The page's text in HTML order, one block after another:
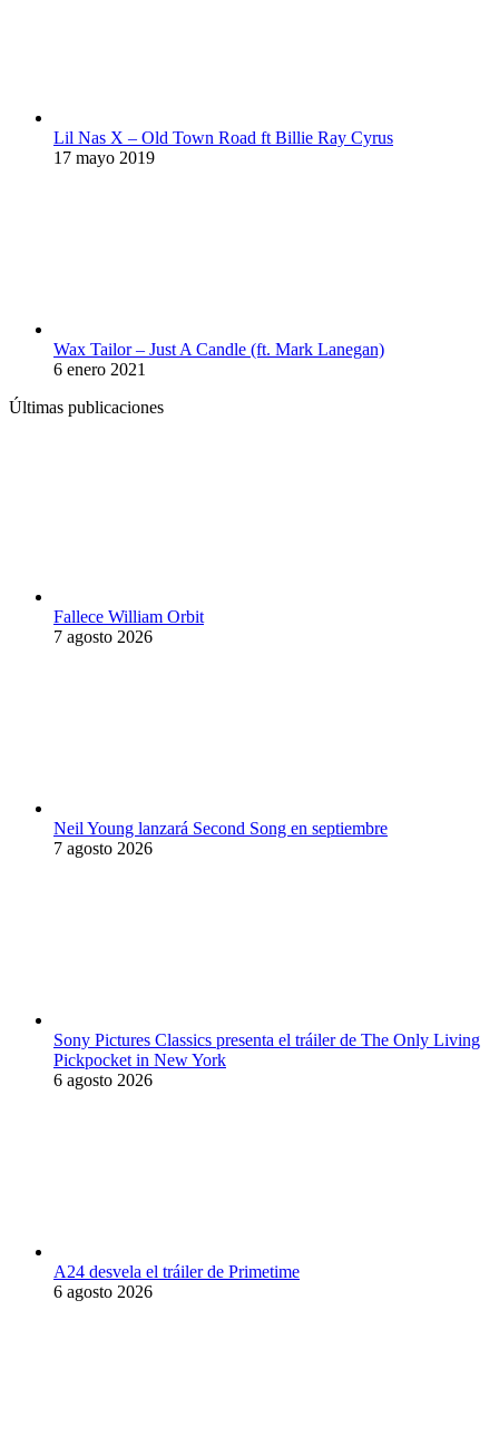
Lil Nas X – Old Town Road ft Billie Ray Cyrus
17 mayo 2019
Wax Tailor – Just A Candle (ft. Mark Lanegan)
6 enero 2021
Últimas publicaciones
Fallece William Orbit
7 agosto 2026
Neil Young lanzará Second Song en septiembre
7 agosto 2026
Sony Pictures Classics presenta el tráiler de The Only Living
Pickpocket in New York
6 agosto 2026
A24 desvela el tráiler de Primetime
6 agosto 2026